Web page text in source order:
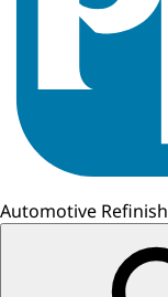
Automotive Refinish